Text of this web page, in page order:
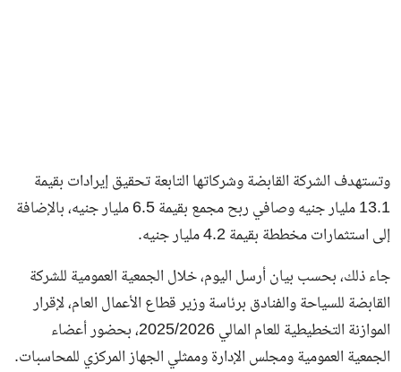
وتستهدف الشركة القابضة وشركاتها التابعة تحقيق إيرادات بقيمة
13.1 مليار جنيه وصافي ربح مجمع بقيمة 6.5 مليار جنيه، بالإضافة
إلى استثمارات مخططة بقيمة 4.2 مليار جنيه.
جاء ذلك، بحسب بيان أرسل اليوم، خلال الجمعية العمومية للشركة
القابضة للسياحة والفنادق برئاسة وزير قطاع الأعمال العام، لإقرار
الموازنة التخطيطية للعام المالي 2025/2026، بحضور أعضاء
الجمعية العمومية ومجلس الإدارة وممثلي الجهاز المركزي للمحاسبات.